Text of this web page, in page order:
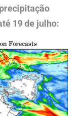
19 de julho: